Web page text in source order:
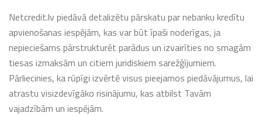
Netcredit.lv piedāvā detalizētu pārskatu par nebanku kredītu
apvienošanas iespējām, kas var būt īpaši noderīgas, ja
nepieciešams pārstrukturēt parādus un izvairīties no smagām
tiesas izmaksām un citiem juridiskiem sarežģījumiem.
Pārliecinies, ka rūpīgi izvērtē visus pieejamos piedāvājumus, lai
atrastu visizdevīgāko risinājumu, kas atbilst Tavām
vajadzībām un iespējām.